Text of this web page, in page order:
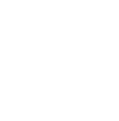
milenii, de-a
străini au jefuit,
ţările vecine şi din
credinţele din afară,